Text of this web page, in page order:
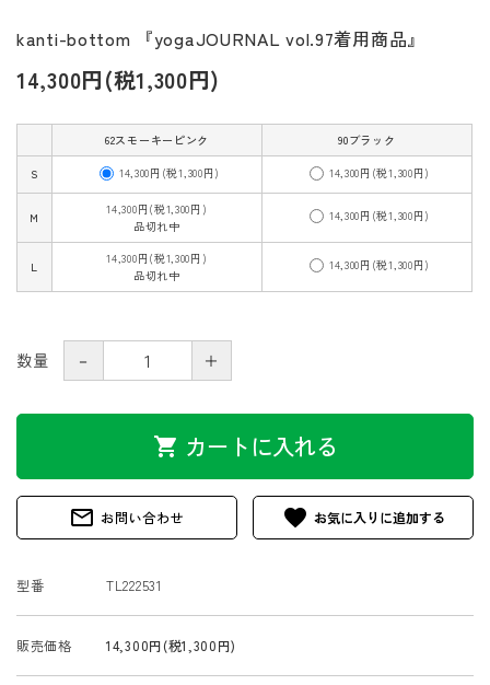
kanti-bottom 『yogaJOURNAL vol.97着用商品』
14,300円(税1,300円)
62スモーキーピンク 90ブラック
S 14,300円(税1,300円) 14,300円(税1,300円)
M
14,300円(税1,300円)
品切れ中
14,300円(税1,300円)
L
14,300円(税1,300円)
品切れ中
14,300円(税1,300円)
数量 － ＋
shopping_cart カートに入れる
mail_outline お問い合わせ favorite
型番 TL222531
販売価格 14,300円(税1,300円)